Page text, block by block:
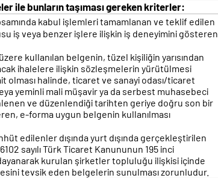
ile bunların taşıması gereken kriterler:
kabul işlemleri tamamlanan ve teklif edilen
iş veya benzer işlere ilişkin iş deneyimini gösteren
kullanılan belgenin, tüzel kişiliğin yarısından
ihalelere ilişkin sözleşmelerin yürütülmesi
olması halinde, ticaret ve sanayi odası/ticaret
yeminli mali müşavir ya da serbest muhasebeci
ve düzenlendiği tarihten geriye doğru son bir
e-forma uygun belgenin kullanılması
edilenler dışında yurt dışında gerçekleştirilen
sayılı Türk Ticaret Kanununun 195 inci
kurulan şirketler topluluğu ilişkisi içinde
tevsik eden belgelerin sunulması zorunludur.